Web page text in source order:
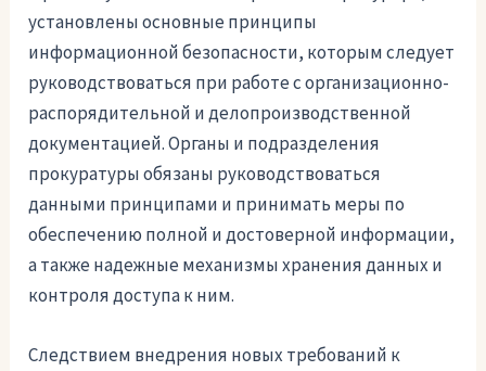
установлены основные принципы
информационной безопасности, которым следует
руководствоваться при работе с организационно-
распорядительной и делопроизводственной
документацией. Органы и подразделения
прокуратуры обязаны руководствоваться
данными принципами и принимать меры по
обеспечению полной и достоверной информации,
а также надежные механизмы хранения данных и
контроля доступа к ним.
Следствием внедрения новых требований к